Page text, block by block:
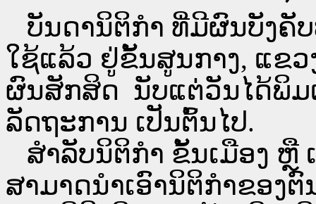
ບັນດານິຕິກໍາ ທີ່ມີຜົນບັງຄັ
ໃຊ້ແລ້ວ ຢູ່ຂັ້ນ​ສູນ​ກາງ, ແຂ
ຜົນສັກສິດ ນັບ​ແຕ່​ວັນໄດ້ພິມ
ລັດຖະການ ເປັນ​ຕົ້ນ​ໄປ.
ສຳລັບນິ​ຕິ​ກຳ ຂັ້ນເມືອງ ຫຼື
ສາມາດນຳເອົານິຕິກຳຂອງ